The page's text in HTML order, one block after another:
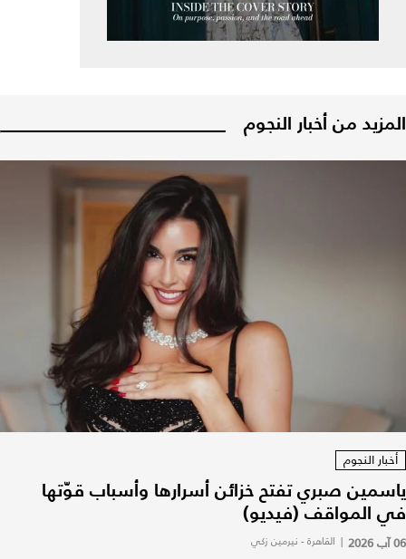
المزيد من أخبار النجوم
أخبار النجوم
ياسمين صبري تفتح خزائن أسرارها وأسباب قوّتها
في المواقف (فيديو)
06 آب 2026 | القاهرة - نيرمين زكي